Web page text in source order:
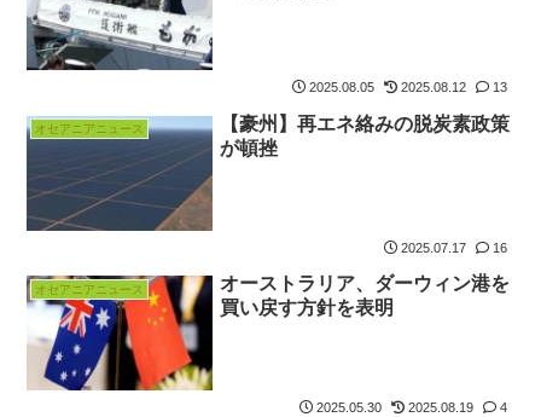
2025.08.05 2025.08.12 13
オセアニアニュース
【豪州】再エネ絡みの脱炭素政策
が頓挫
2025.07.17 16
オセアニアニュース
オーストラリア、ダーウィン港を
買い戻す方針を表明
2025.05.30 2025.08.19 4